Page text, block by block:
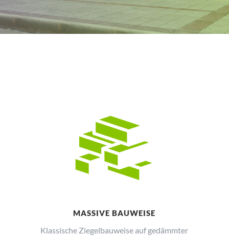
MASSIVE BAUWEISE
Klassische Ziegelbauweise auf gedämmter